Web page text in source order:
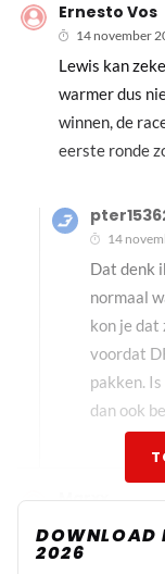
Marxx
Lewis vanaf
Ernesto Vos
14 november
Lewis kan
warmer dus
winnen, de
eerste ronde
14
Dat denk
normaal
kon je dat
voordat
pakken.
dan ook
DOWNLOAD
2026